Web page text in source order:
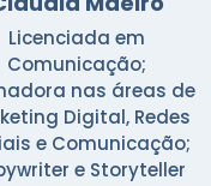
Licenciada em
Comunicação;
nas áreas de
Digital, Redes
e Comunicação;
e Storyteller